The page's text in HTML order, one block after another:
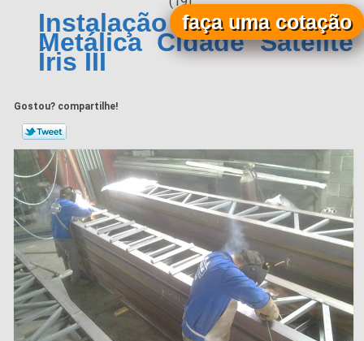
Instalação de Cobertura
Metálica Cidade Satélite
Íris III
Gostou? compartilhe!
faça uma cotação